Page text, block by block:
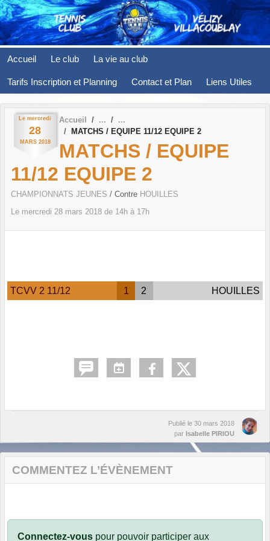
Accueil Le club La vie au club
Tarifs Inscription et Planning Contact et Plan Liens Utiles
Le mercredi
28
MARS 2018
Accueil
MATCHS / EQUIPE 11/12 EQUIPE 2
MATCHS / EQUIPE
11/12 EQUIPE 2
CHAMPIONNATS JEUNES / Contre HOUILLES
Le mercredi 28 mars 2018 de 14h à 17h
TCVV 2 11/12 1 2 HOUILLES
Publié le 30 mars 2018
par Isabelle PIRIOU
COMMENTEZ L’ÉVÈNEMENT
Connectez-vous pour pouvoir participer aux
Panneau de gestion des cookies